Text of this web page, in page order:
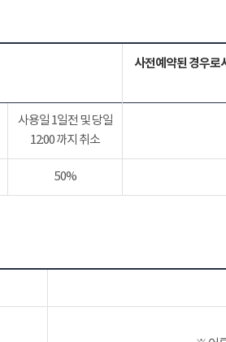
사전예약된 경우로
사용일 1일전 및 당일
12:00 까지 취소
50%